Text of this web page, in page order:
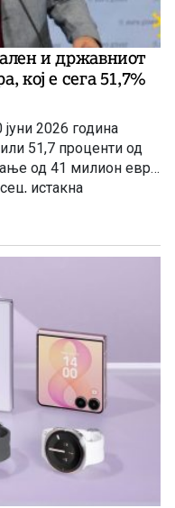
и државниот
кој e сега 51,7%
2026 година
51,7 проценти од
од 41 милион евра
истакна
Попов на